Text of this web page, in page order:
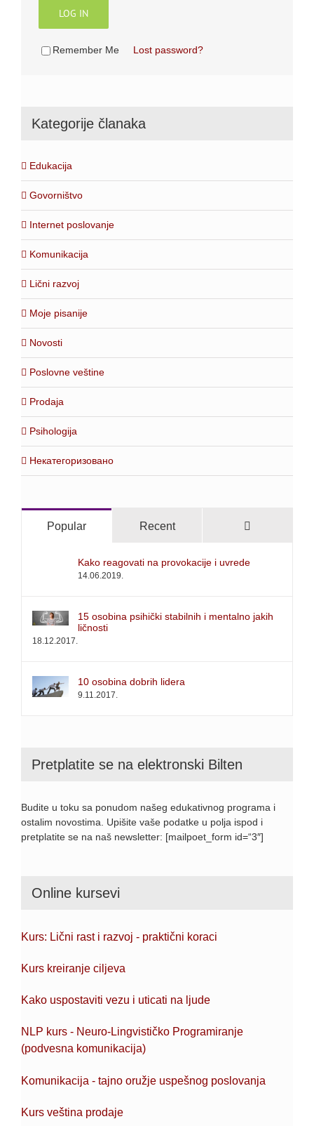
LOG IN
Remember Me Lost password?
Kategorije članaka
Edukacija
Govorništvo
Internet poslovanje
Komunikacija
Lični razvoj
Moje pisanije
Novosti
Poslovne veštine
Prodaja
Psihologija
Некатегоризовано
Popular Recent
Kako reagovati na provokacije i uvrede
14.06.2019.
15 osobina psihički stabilnih i mentalno jakih
ličnosti
18.12.2017.
10 osobina dobrih lidera
9.11.2017.
Pretplatite se na elektronski Bilten
Budite u toku sa ponudom našeg edukativnog programa i
ostalim novostima. Upišite vaše podatke u polja ispod i
pretplatite se na naš newsletter: [mailpoet_form id=“3″]
Online kursevi
Kurs: Lični rast i razvoj - praktični koraci
Kurs kreiranje ciljeva
Kako uspostaviti vezu i uticati na ljude
NLP kurs - Neuro-Lingvističko Programiranje
(podvesna komunikacija)
Komunikacija - tajno oružje uspešnog poslovanja
Kurs veština prodaje